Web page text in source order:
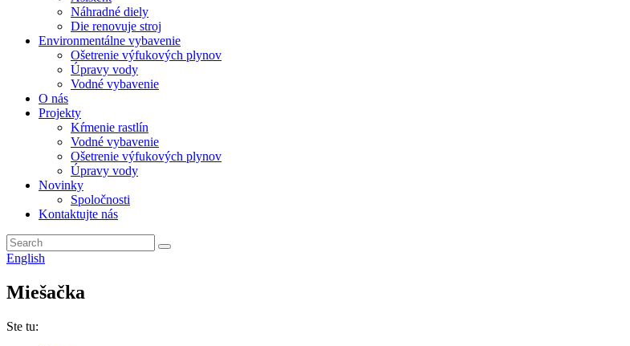
Náhradné diely
Die renovuje stroj
Environmentálne vybavenie
Ošetrenie výfukových plynov
Úpravy vody
Vodné vybavenie
O nás
Projekty
Kŕmenie rastlín
Vodné vybavenie
Ošetrenie výfukových plynov
Úpravy vody
Novinky
Spoločnosti
Kontaktujte nás
English
Miešačka
Ste tu: